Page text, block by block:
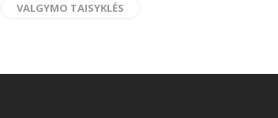
VALGYMO TAISYKLĖS